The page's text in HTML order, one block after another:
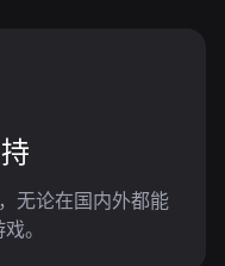
无论在国内外都能
。